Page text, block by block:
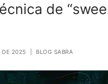
de
DE 2025 BLOG SABRA